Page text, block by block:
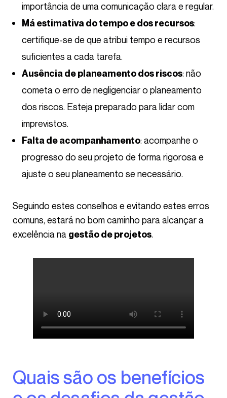
importância de uma comunicação clara e regular.
Má estimativa do tempo e dos recursos:
certifique-se de que atribui tempo e recursos
suficientes a cada tarefa.
Ausência de planeamento dos riscos: não
cometa o erro de negligenciar o planeamento
dos riscos. Esteja preparado para lidar com
imprevistos.
Falta de acompanhamento: acompanhe o
progresso do seu projeto de forma rigorosa e
ajuste o seu planeamento se necessário.
Seguindo estes conselhos e evitando estes erros
comuns, estará no bom caminho para alcançar a
excelência na gestão de projetos.
Quais são os benefícios